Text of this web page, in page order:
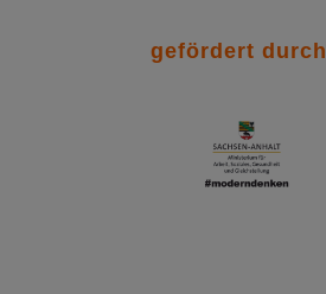
gefördert durch